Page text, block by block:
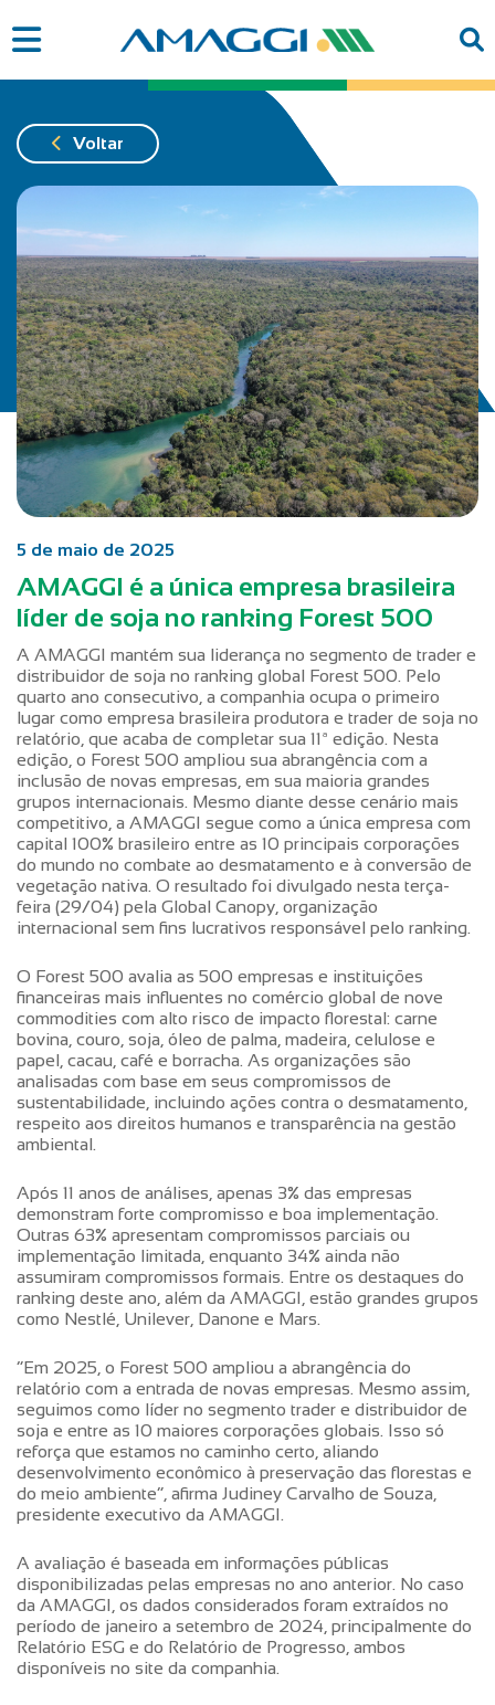
Voltar
5 de maio de 2025
AMAGGI é a única empresa brasileira
líder de soja no ranking Forest 500
A AMAGGI mantém sua liderança no segmento de trader e
distribuidor de soja no ranking global Forest 500. Pelo
quarto ano consecutivo, a companhia ocupa o primeiro
lugar como empresa brasileira produtora e trader de soja no
relatório, que acaba de completar sua 11ª edição. Nesta
edição, o Forest 500 ampliou sua abrangência com a
inclusão de novas empresas, em sua maioria grandes
grupos internacionais. Mesmo diante desse cenário mais
competitivo, a AMAGGI segue como a única empresa com
capital 100% brasileiro entre as 10 principais corporações
do mundo no combate ao desmatamento e à conversão de
vegetação nativa. O resultado foi divulgado nesta terça-
feira (29/04) pela Global Canopy, organização
internacional sem fins lucrativos responsável pelo ranking.
O Forest 500 avalia as 500 empresas e instituições
financeiras mais influentes no comércio global de nove
commodities com alto risco de impacto florestal: carne
bovina, couro, soja, óleo de palma, madeira, celulose e
papel, cacau, café e borracha. As organizações são
analisadas com base em seus compromissos de
sustentabilidade, incluindo ações contra o desmatamento,
respeito aos direitos humanos e transparência na gestão
ambiental.
Após 11 anos de análises, apenas 3% das empresas
demonstram forte compromisso e boa implementação.
Outras 63% apresentam compromissos parciais ou
implementação limitada, enquanto 34% ainda não
assumiram compromissos formais. Entre os destaques do
ranking deste ano, além da AMAGGI, estão grandes grupos
como Nestlé, Unilever, Danone e Mars.
“Em 2025, o Forest 500 ampliou a abrangência do
relatório com a entrada de novas empresas. Mesmo assim,
seguimos como líder no segmento trader e distribuidor de
soja e entre as 10 maiores corporações globais. Isso só
reforça que estamos no caminho certo, aliando
desenvolvimento econômico à preservação das florestas e
do meio ambiente”, afirma Judiney Carvalho de Souza,
presidente executivo da AMAGGI.
A avaliação é baseada em informações públicas
disponibilizadas pelas empresas no ano anterior. No caso
da AMAGGI, os dados considerados foram extraídos no
período de janeiro a setembro de 2024, principalmente do
Relatório ESG e do Relatório de Progresso, ambos
disponíveis no site da companhia.